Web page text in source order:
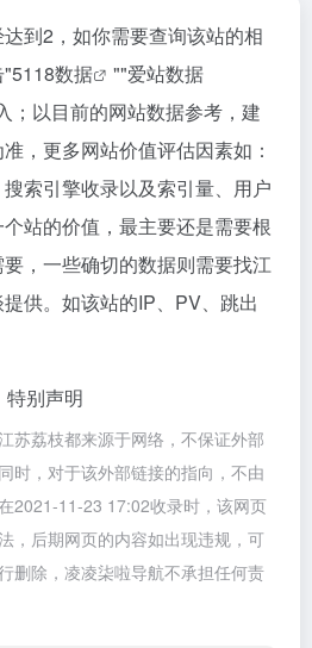
到2，如你需要查询该站的相
5118数据 ""爱站数据
；以目前的网站数据参考，建
，更多网站价值评估因素如：
索引擎收录以及索引量、用户
站的价值，最主要还是需要根
，一些确切的数据则需要找江
供。如该站的IP、PV、跳出
特别声明
苏荔枝都来源于网络，不保证外部
时，对于该外部链接的指向，不由
2021-11-23 17:02收录时，该网页
，后期网页的内容如出现违规，可
删除，凌凌柒啦导航不承担任何责